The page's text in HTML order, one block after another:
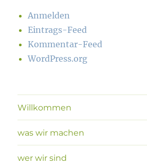
Anmelden
Eintrags-Feed
Kommentar-Feed
WordPress.org
Willkommen
was wir machen
wer wir sind